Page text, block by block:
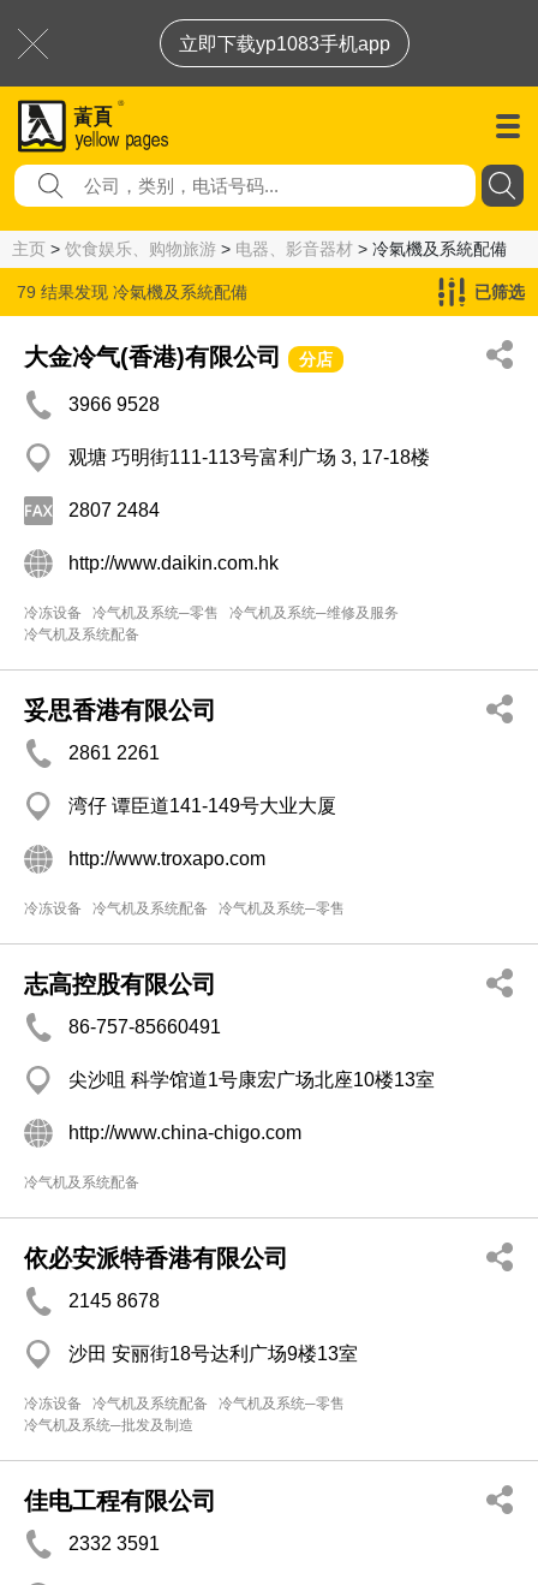
立即下载yp1083手机app
主页 > 饮食娱乐、购物旅游 > 电器、影音器材 > 冷氣機及系統配備
79 结果发现 冷氣機及系統配備 已筛选
大金冷气(香港)有限公司 分店
3966 9528
观塘 巧明街111-113号富利广场 3, 17-18楼
2807 2484
http://www.daikin.com.hk
冷冻设备 冷气机及系统─零售
冷气机及系统─维修及服务
冷气机及系统配备
妥思香港有限公司
2861 2261
湾仔 谭臣道141-149号大业大厦
http://www.troxapo.com
冷冻设备 冷气机及系统配备 冷气机及系统─零售
志高控股有限公司
86-757-85660491
尖沙咀 科学馆道1号康宏广场北座10楼13室
http://www.china-chigo.com
冷气机及系统配备
依必安派特香港有限公司
2145 8678
沙田 安丽街18号达利广场9楼13室
冷冻设备 冷气机及系统配备
冷气机及系统─零售
冷气机及系统─批发及制造
佳电工程有限公司
2332 3591